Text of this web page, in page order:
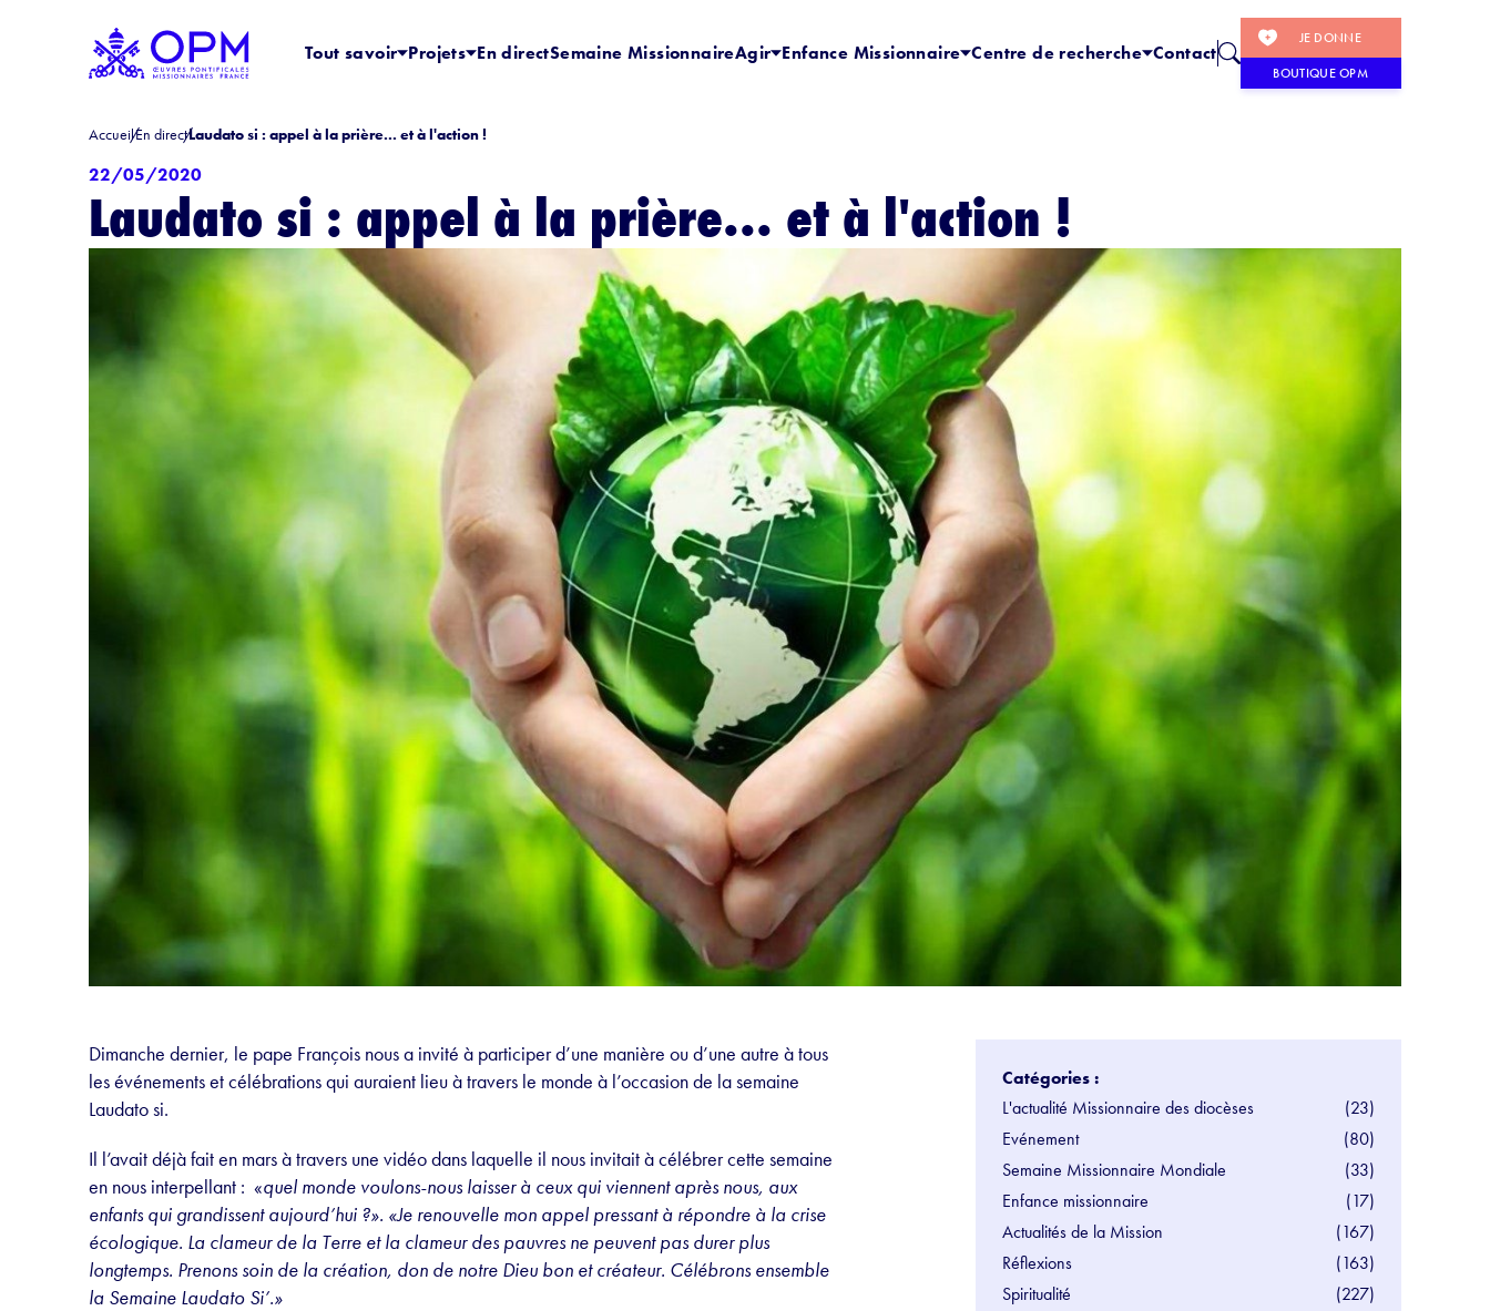
Tout savoir Projets En directSemaine MissionnaireAgir Enfance Missionnaire Centre de recherche Contact
JE DONNE
BOUTIQUE OPM
AccueilEn directLaudato si : appel à la prière... et à l'action !
22/05/2020
Laudato si : appel à la prière... et à l'action !
Dimanche dernier, le pape François nous a invité à participer d’une manière ou d’une autre à tous
les événements et célébrations qui auraient lieu à travers le monde à l’occasion de la semaine
Laudato si.
Il l’avait déjà fait en mars à travers une vidéo dans laquelle il nous invitait à célébrer cette semaine
en nous interpellant : «quel monde voulons-nous laisser à ceux qui viennent après nous, aux
enfants qui grandissent aujourd’hui ?». «Je renouvelle mon appel pressant à répondre à la crise
écologique. La clameur de la Terre et la clameur des pauvres ne peuvent pas durer plus
longtemps. Prenons soin de la création, don de notre Dieu bon et créateur. Célébrons ensemble
la Semaine Laudato Si’.»
Catégories :
L'actualité Missionnaire des diocèses
(23)
Evénement
(80)
Semaine Missionnaire Mondiale
(33)
Enfance missionnaire
(17)
Actualités de la Mission
(167)
Réflexions
(163)
Spiritualité
(227)